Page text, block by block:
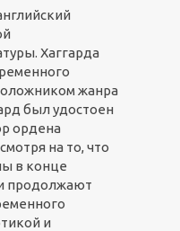
Хаггарда
жанра
был удостоен
ордена
на то, что
в конце
продолжают
и